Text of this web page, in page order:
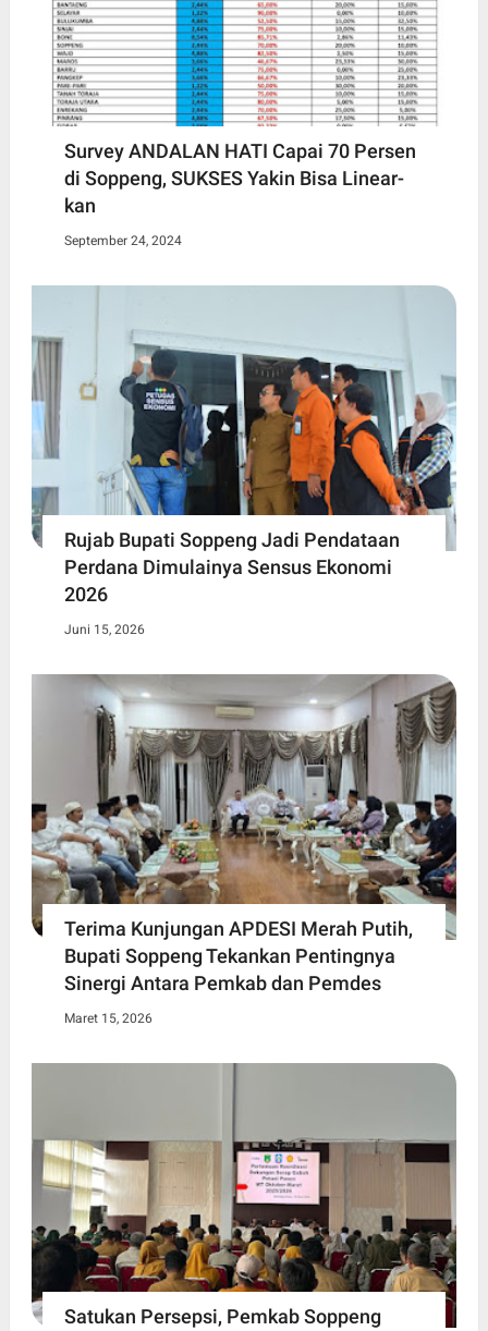
Survey ANDALAN HATI Capai 70 Persen
di Soppeng, SUKSES Yakin Bisa Linear-
kan
September 24, 2024
Rujab Bupati Soppeng Jadi Pendataan
Perdana Dimulainya Sensus Ekonomi
2026
Juni 15, 2026
Terima Kunjungan APDESI Merah Putih,
Bupati Soppeng Tekankan Pentingnya
Sinergi Antara Pemkab dan Pemdes
Maret 15, 2026
Satukan Persepsi, Pemkab Soppeng